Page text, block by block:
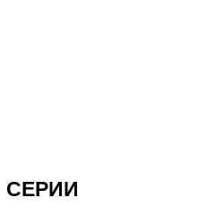
СЕРИИ